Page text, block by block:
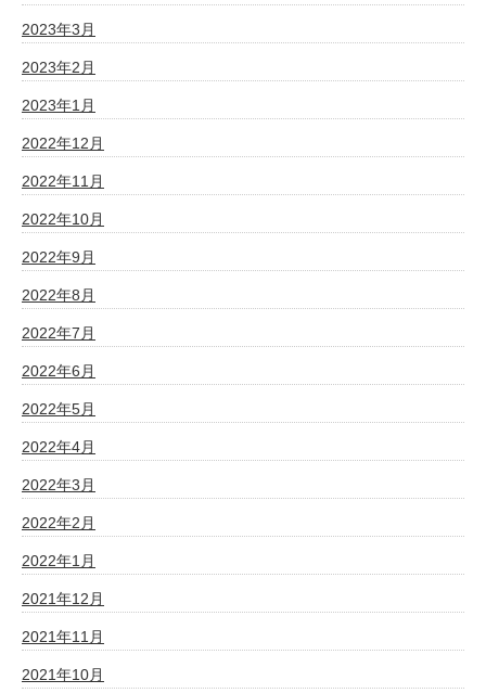
2023年3月
2023年2月
2023年1月
2022年12月
2022年11月
2022年10月
2022年9月
2022年8月
2022年7月
2022年6月
2022年5月
2022年4月
2022年3月
2022年2月
2022年1月
2021年12月
2021年11月
2021年10月